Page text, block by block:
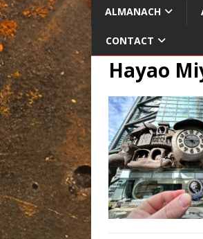
ALMANACH
CONTACT
Hayao